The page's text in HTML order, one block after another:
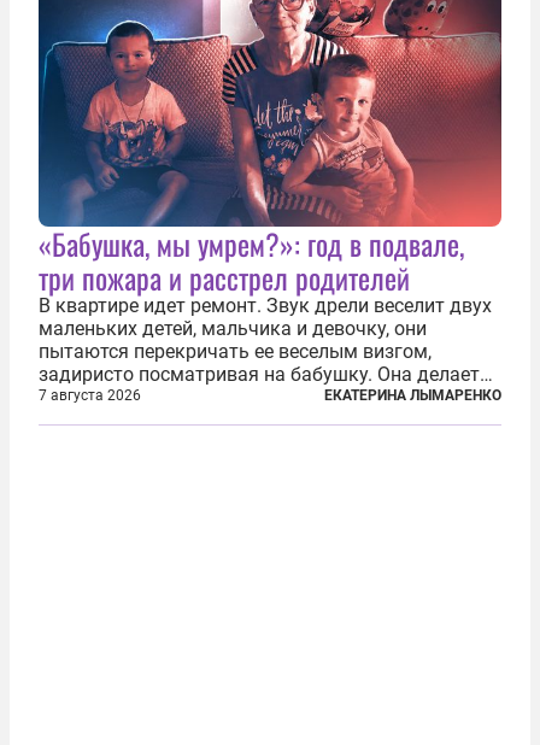
«Бабушка, мы умрем?»: год в подвале,
три пожара и расстрел родителей
В квартире идет ремонт. Звук дрели веселит двух
маленьких детей, мальчика и девочку, они
пытаются перекричать ее веселым визгом,
задиристо посматривая на бабушку. Она делает
им замечание, но внуки чувствуют, что она
сердится невсерьез. И это правда: дрель, конечно,
7 августа 2026 ЕКАТЕРИНА ЛЫМАРЕНКО